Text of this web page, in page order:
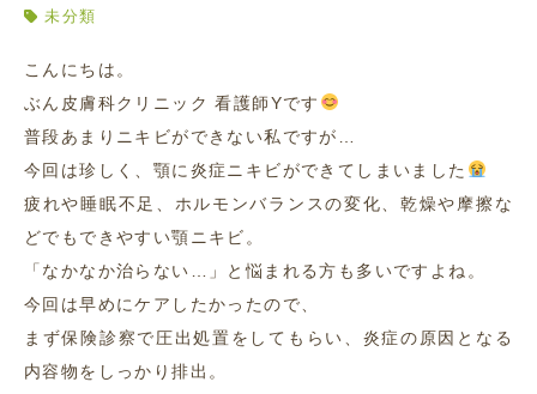
未分類
こんにちは。
ぶん皮膚科クリニック 看護師Yです
普段あまりニキビができない私ですが…
今回は珍しく、顎に炎症ニキビができてしまいました
疲れや睡眠不足、ホルモンバランスの変化、乾燥や摩擦な
どでもできやすい顎ニキビ。
「なかなか治らない…」と悩まれる方も多いですよね。
今回は早めにケアしたかったので、
まず保険診察で圧出処置をしてもらい、炎症の原因となる
内容物をしっかり排出。